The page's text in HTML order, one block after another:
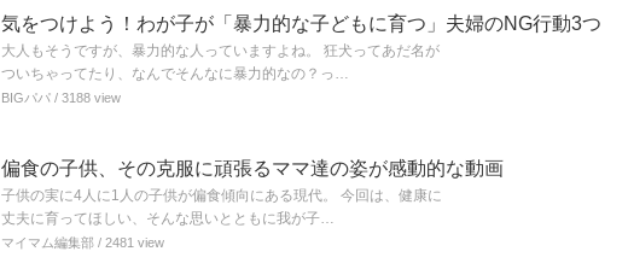
気をつけよう！わが子が「暴力的な子どもに育つ」夫婦のNG行動3つ
大人もそうですが、暴力的な人っていますよね。 狂犬ってあだ名が
ついちゃってたり、なんでそんなに暴力的なの？っ…
BIGパパ / 3188 view
偏食の子供、その克服に頑張るママ達の姿が感動的な動画
子供の実に4人に1人の子供が偏食傾向にある現代。 今回は、健康に
丈夫に育ってほしい、そんな思いとともに我が子…
マイマム編集部 / 2481 view